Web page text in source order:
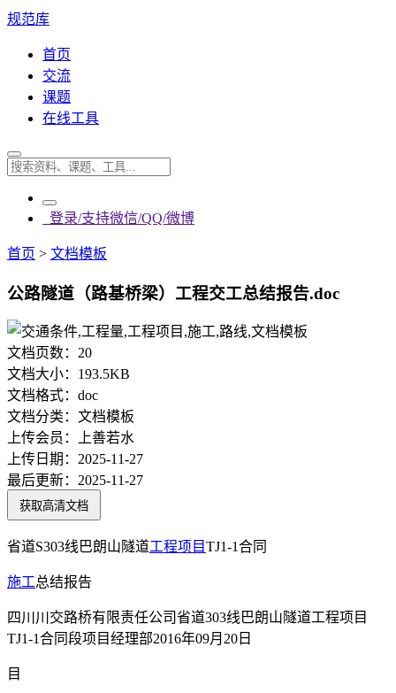
规范库
首页
交流
课题
在线工具
登录/支持微信/QQ/微博
首页 > 文档模板
公路隧道（路基桥梁）工程交工总结报告.doc
文档页数： 20
文档大小： 193.5KB
文档格式： doc
文档分类： 文档模板
上传会员： 上善若水
上传日期： 2025-11-27
最后更新： 2025-11-27
获取高清文档
省道S303线巴朗山隧道工程项目TJ1-1合同
施工总结报告
四川川交路桥有限责任公司省道303线巴朗山隧道工程项目
TJ1-1合同段项目经理部2016年09月20日
目